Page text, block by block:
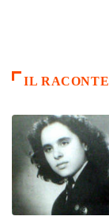
IL RACONTE